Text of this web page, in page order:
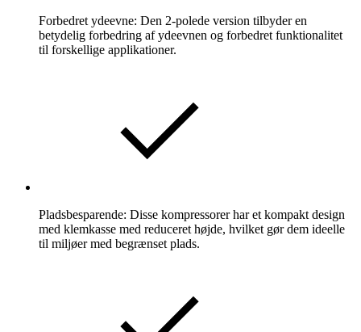
Forbedret ydeevne: Den 2-polede version tilbyder en
betydelig forbedring af ydeevnen og forbedret funktionalitet
til forskellige applikationer.
Pladsbesparende: Disse kompressorer har et kompakt design
med klemkasse med reduceret højde, hvilket gør dem ideelle
til miljøer med begrænset plads.